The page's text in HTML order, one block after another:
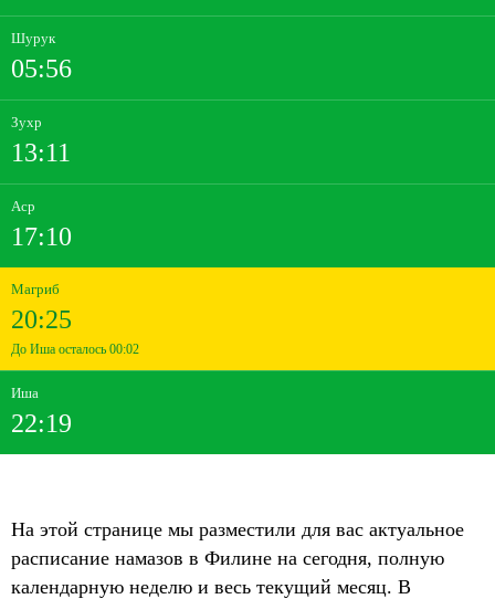
Шурук
05:56
Зухр
13:11
Аср
17:10
Магриб
20:25
До Иша осталось 00:02
Иша
22:19
На этой странице мы разместили для вас актуальное
расписание намазов в Филине на сегодня, полную
календарную неделю и весь текущий месяц. В